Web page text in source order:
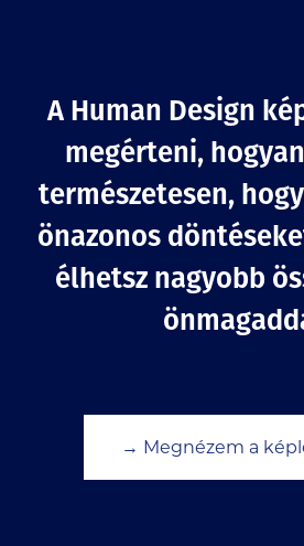
A Human Design
megérteni,
természetesen,
önazonos
élhetsz nagyobb
→ Megnézem a